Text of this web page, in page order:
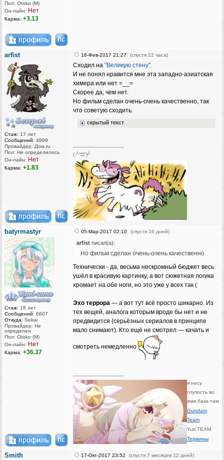
Пол: Otoko (M)
Он-лайн: Нет
Карма: +3.13
arfist
Стаж: 17 лет
Сообщений: 4899
Провайдер: Дом.ru
Пол: Не определилось
Он-лайн: Нет
Карма: +1.83
16-Фев-2017 21:27 (спустя 22 часа)
Сходил на "Великую стену".
И не понял нравится мне эта западно-азиатская
химера или нет =__=
Скорее да, чем нет.
Но фильм сделан очень-очень качественно, так
что советую сходить.
скрытый текст
( ╯°□°)╯
batyrmastyr
Стаж: 18 лет
Сообщений: 6607
Откуда: Sekai
Провайдер: Не
определен
Пол: Otoko (M)
Он-лайн: Нет
Карма: +36.37
05-Мар-2017 02:10 (спустя 16 дней)
arfist писал(а):
Но фильм сделан очень-очень качественно
Технически - да, весьма нескромный бюджет весь
ушёл в красивую картинку, а вот сюжетная логика
хромает на обе ноги, но это уже у всех так (
Эхо террора — а вот тут всё просто шикарно. Из
тех вещей, аналога которым вроде бы нет и не
предвидится (серьёзных сериалов в принципе
мало снимают). Кто ещё не смотрел — качать и
смотреть немедленно
я несу
глупость во
имя бака-тим
Gundam
Team
Yuri TEAM
Термины
Smith 17-Окт-2017 23:52 (спустя 7 месяцев 12 дней)